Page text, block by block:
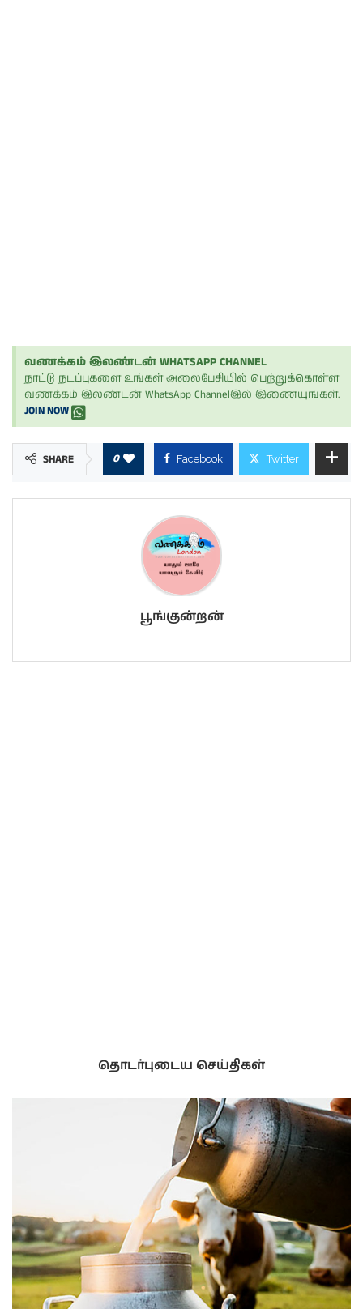
வணக்கம் இலண்டன் WHATSAPP CHANNEL
நாட்டு நடப்புகளை உங்கள் அலைபேசியில் பெற்றுக்கொள்ள
வணக்கம் இலண்டன் WhatsApp Channelஇல் இணையுங்கள்.
JOIN NOW
SHARE 0 Facebook Twitter
பூங்குன்றன்
தொடர்புடைய செய்திகள்